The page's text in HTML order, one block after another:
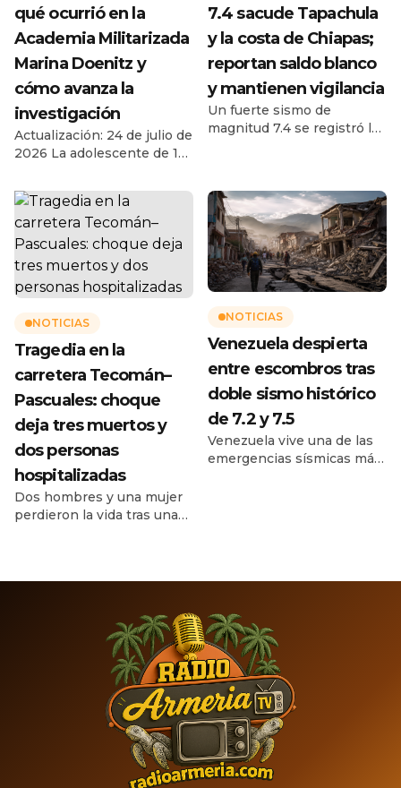
qué ocurrió en la
Academia Militarizada
Marina Doenitz y
cómo avanza la
investigación
Actualización: 24 de julio de
2026 La adolescente de 13
permanecer cuatro días en
un campamento de verano
en Ciudad Madero,
Tamaulipas. La Fiscalía
investiga el caso como
feminicidio y una joven de
18 años permanece en
primera persona imputada.
La muerte de Dafne Zapata
Quintos Martínez, una […]
7.4 sacude Tapachula
y la costa de Chiapas;
reportan saldo blanco
y mantienen vigilancia
Un fuerte sismo de
magnitud 7.4 se registró la
provocando alarma y
evacuaciones preventivas
en Tapachula y diferentes
municipios de la región del
Soconusco. De acuerdo con
el reporte del Servicio
movimiento ocurrió a las
8:48:38 horas […]
NOTICIAS
Tragedia en la
carretera Tecomán–
Pascuales: choque
deja tres muertos y
dos personas
hospitalizadas
Dos hombres y una mujer
perdieron la vida tras una
hombre y una mujer
trasladados a un hospital.
Un grave accidente
registrado durante la noche
del lunes 13 de julio dejó
tres personas fallecidas y
dos lesionadas en […]
NOTICIAS
Venezuela despierta
entre escombros tras
doble sismo histórico
de 7.2 y 7.5
Venezuela vive una de las
emergencias sísmicas más
alcanzó una magnitud de
considerado el evento
principal, llegó a 7.5,
provocando daños severos
en edificios, fallas en
servicios […]